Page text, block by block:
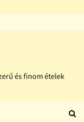
és finom ételek